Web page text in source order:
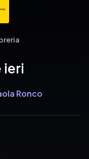
ieri
Ronco